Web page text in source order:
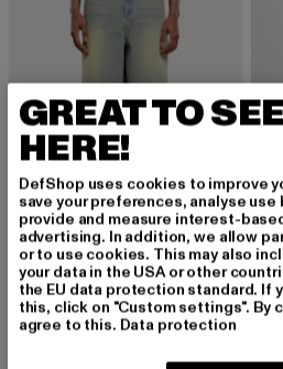
KARL KANI
KM242-050-1 Karl Kani OG Denim Baggy Jorts
62,29 EUR
Derzeitiger Preis: 62,29 EUR
69,99 EURAktionspreis:
GREAT TO
HERE!
DefShop uses cookies to improve
save your preferences, analyse use
provide and measure interest-
advertising. In addition, we allow
or to use cookies. This may also
your data in the USA or other
the EU data protection standard. If
this, click on "Custom settings". By
agree to this. Data protection